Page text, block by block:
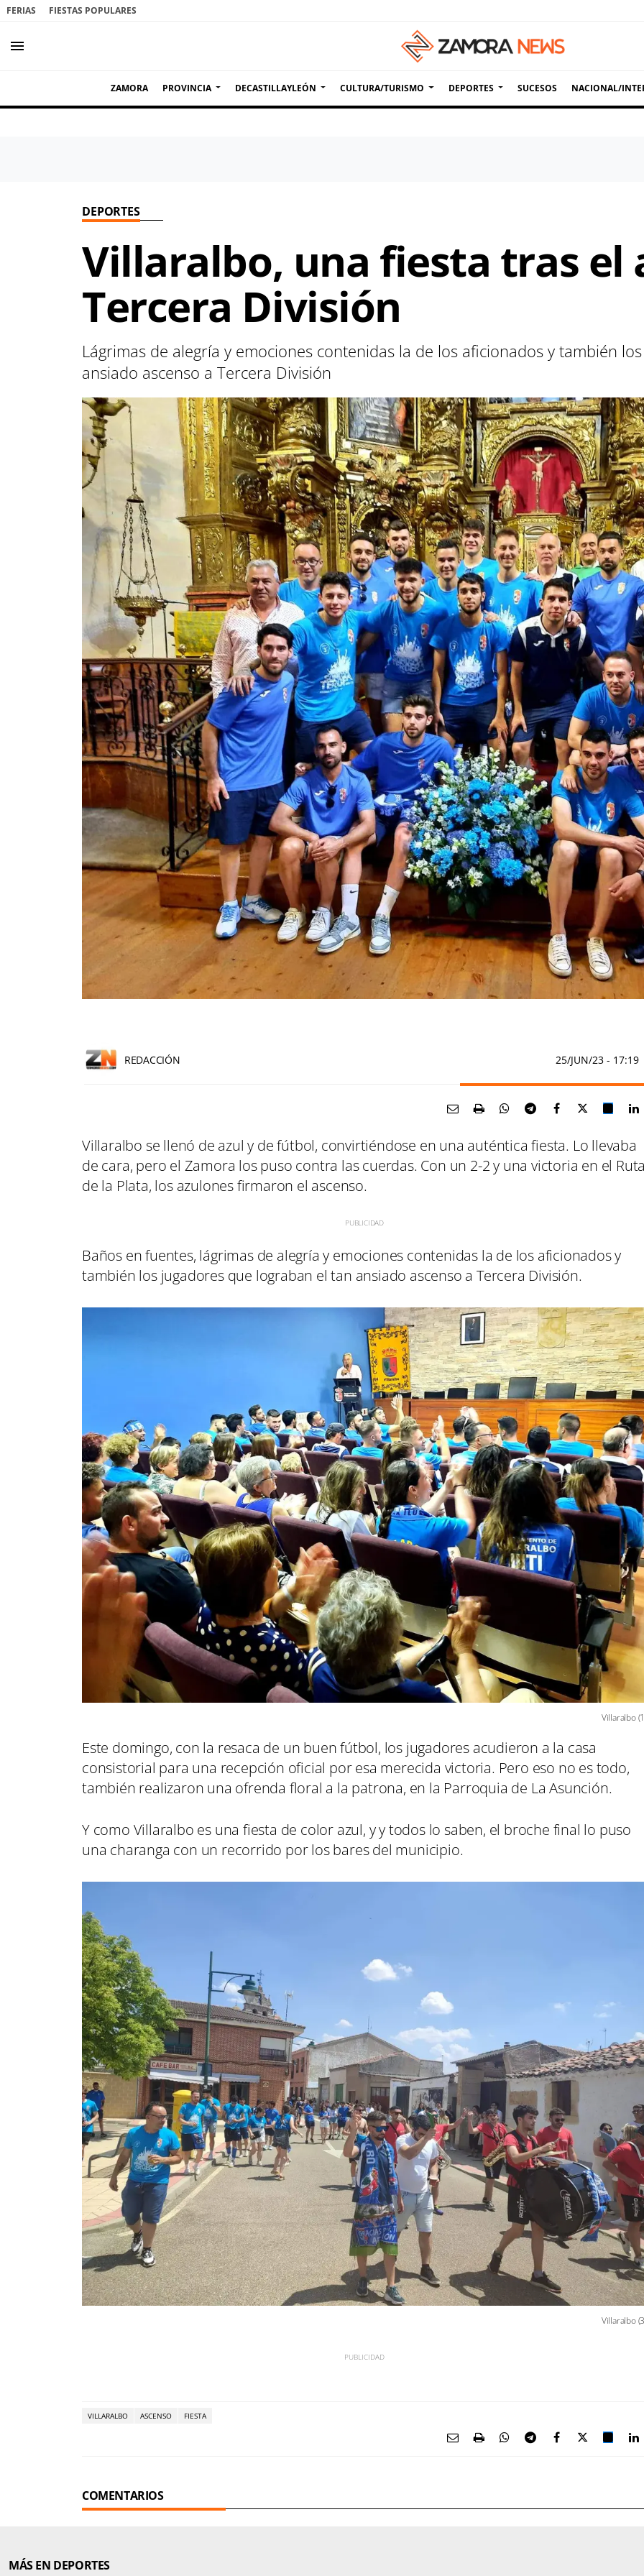
FERIAS FIESTAS POPULARES
menu
ZAMORA PROVINCIA DECASTILLAYLEÓN CULTURA/TURISMO DEPORTES SUCESOS NACIONAL/
DEPORTES
Villaralbo, una fiesta tras el
Tercera División
Lágrimas de alegría y emociones contenidas la de los aficionados y también
ansiado ascenso a Tercera División
REDACCIÓN 25/JUN/23 - 17:19
Villaralbo se llenó de azul y de fútbol, convirtiéndose en una auténtica fiesta. Lo llevaba
de cara, pero el Zamora los puso contra las cuerdas. Con un 2-2 y una victoria en el
de la Plata, los azulones firmaron el ascenso.
Baños en fuentes, lágrimas de alegría y emociones contenidas la de los aficionados y
también los jugadores que lograban el tan ansiado ascenso a Tercera División.
Villaralbo
Este domingo, con la resaca de un buen fútbol, los jugadores acudieron a la casa
consistorial para una recepción oficial por esa merecida victoria. Pero eso no es todo,
también realizaron una ofrenda floral a la patrona, en la Parroquia de La Asunción.
Y como Villaralbo es una fiesta de color azul, y y todos lo saben, el broche final lo puso
una charanga con un recorrido por los bares del municipio.
Villaralbo
VILLARALBO ASCENSO FIESTA
COMENTARIOS
MÁS EN DEPORTES